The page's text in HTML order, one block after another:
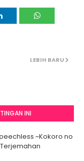
LEBIH BARU
INI
~Kokoro no